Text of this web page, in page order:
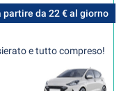
partire da 22 € al giorno
e tutto compreso!